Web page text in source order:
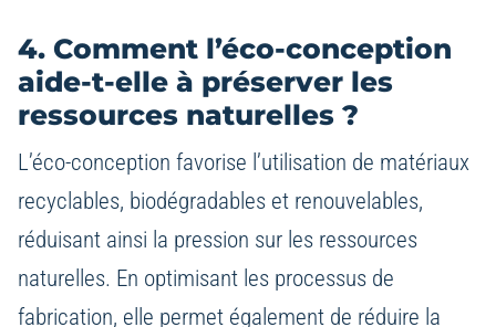
4. Comment l’éco-conception
aide-t-elle à préserver les
ressources naturelles ?
L’éco-conception favorise l’utilisation de matériaux
recyclables, biodégradables et renouvelables,
réduisant ainsi la pression sur les ressources
naturelles. En optimisant les processus de
fabrication, elle permet également de réduire la